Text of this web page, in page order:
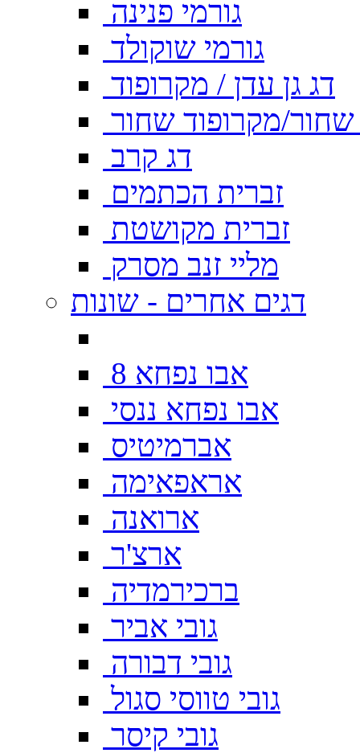
גורמי פנינה
גורמי שוקולד
דג גן עדן / מקרופוד
שחור/מקרופוד שחור
דג קרב
זברית הכתמים
זברית מקושטת
מליי זנב מסרק
דגים אחרים - שונות
אבו נפחא 8
אבו נפחא ננסי
אברמיטיס
אראפאימה
ארואנה
ארצ'ר
ברכירמדיה
גובי אביר
גובי דבורה
גובי טווסי סגול
גובי קיסר